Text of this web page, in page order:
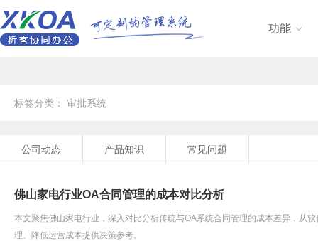
功能 
标签分类： 审批系统
公司动态 产品知识 常见问题
佛山家电行业OA合同管理的成本对比分析
本文聚焦佛山家电行业，深入对比分析传统与OA系统合同管理的成本差异，从
理、降低运营成本提供决策参考。